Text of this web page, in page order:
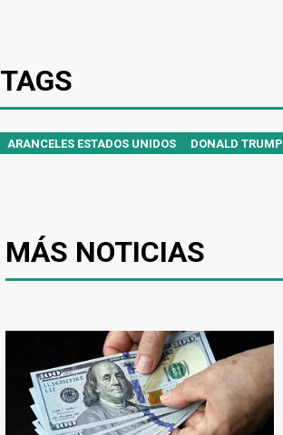
TAGS
ARANCELES ESTADOS UNIDOS DONALD TRUMP
MÁS NOTICIAS